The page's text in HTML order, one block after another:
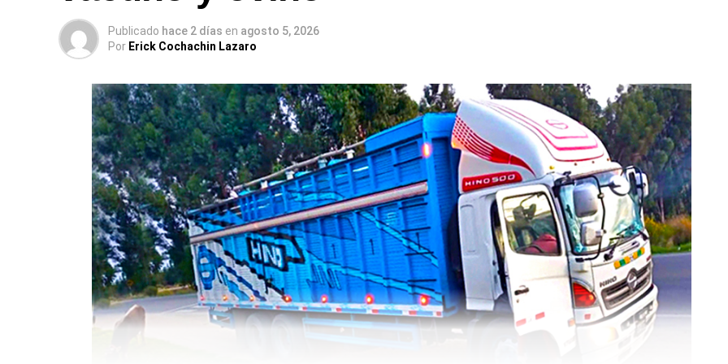
Publicado hace 2 días en agosto 5, 2026
Por Erick Cochachin Lazaro